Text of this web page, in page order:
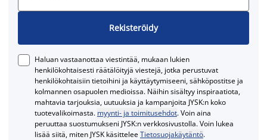
Rekisteröidy
Haluan vastaanottaa viestintää, mukaan lukien
henkilökohtaisesti räätälöityjä viestejä, jotka perustuvat
henkilökohtaisiin tietoihini ja käyttäytymiseeni, sähköpostitse ja
kolmannen osapuolen medioissa. Näihin sisältyy inspiraatiota,
mahtavia tarjouksia, uutuuksia ja kampanjoita JYSK:n koko
tuotevalikoimasta. myynti- ja toimitusehdot. Voin aina
peruuttaa suostumukseni JYSK:n verkkosivustolla. Voin lukea
lisää siitä, miten JYSK käsitteleeTietosuojakäytäntö.